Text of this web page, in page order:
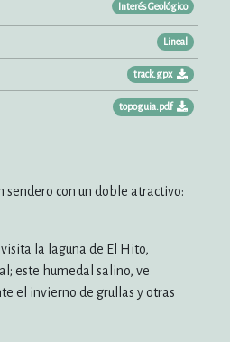
Interés Geológico
Lineal
track.gpx
topoguia.pdf
sendero con un doble atractivo:
la laguna de El Hito,
este humedal salino, ve
el invierno de grullas y otras